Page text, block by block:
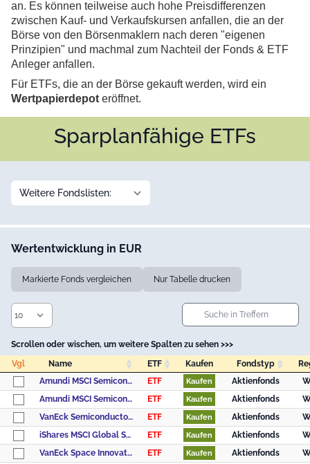
zwischen Kauf- und Verkaufskursen anfallen, die an der
Börse von den Börsenmaklern nach deren "eigenen
Prinzipien" und machmal zum Nachteil der Fonds & ETF
Anleger anfallen.
Für ETFs, die an der Börse gekauft werden, wird ein
Wertpapierdepoteröffnet.
Sparplanfähige ETFs
Markierte Fonds vergleichen Nur Tabelle drucken
ETF
Vgl
Name ETF Kaufen Fondstyp
Amundi MSCI Semiconductors UCITS ETF Acc ETF Kaufen Aktienfonds
Amundi MSCI Semiconductors UCITS ETF Dist
ETF Kaufen Aktienfonds
VanEck Semiconductor UCITS ETF USD A
ETF Kaufen Aktienfonds
iShares MSCI Global Semiconductors UCITS ETF USD (Acc)
ETF Kaufen Aktienfonds
VanEck Space Innovators UCITS ETF A USD
ETF Kaufen Aktienfonds
Amundi Euro Stoxx Banks UCITS ETF Acc
ETF Kaufen Aktienfonds